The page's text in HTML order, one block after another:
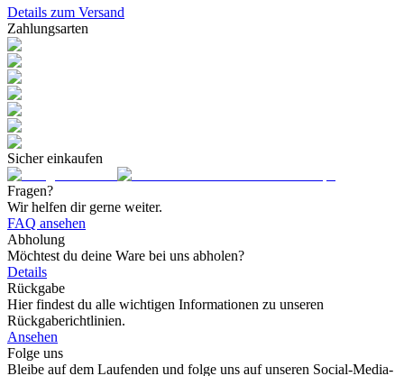
Details zum Versand
Zahlungsarten
Sicher einkaufen
Fragen?
Wir helfen dir gerne weiter.
FAQ ansehen
Abholung
Möchtest du deine Ware bei uns abholen?
Details
Rückgabe
Hier findest du alle wichtigen Informationen zu unseren
Rückgaberichtlinien.
Ansehen
Folge uns
Bleibe auf dem Laufenden und folge uns auf unseren Social-Media-